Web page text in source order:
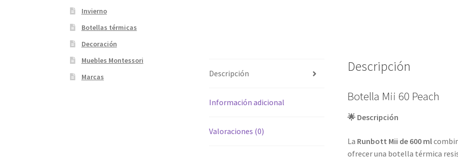
Descripción
Información adicional
Valoraciones (0)
Descripción
Botella Mii 60 Peach
🌟 Descripción
La Runbott Mii de 600 ml
ofrecer una botella térmica
Invierno
Botellas térmicas
Decoración
Muebles Montessori
Marcas